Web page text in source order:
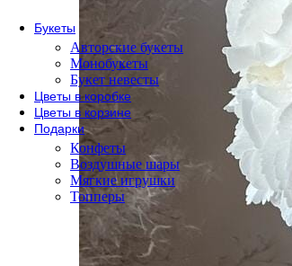
Букеты
Авторские букеты
Монобукеты
Букет невесты
Цветы в коробке
Цветы в корзине
Подарки
Конфеты
Воздушные шары
Мягкие игрушки
Топперы